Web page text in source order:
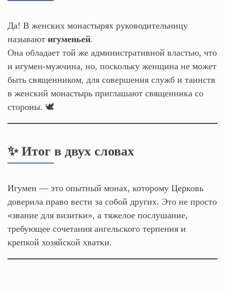
Да! В женских монастырях руководительницу
называют игуменьей.
Она обладает той же административной властью, что
и игумен-мужчина, но, поскольку женщина не может
быть священником, для совершения служб и таинств
в женский монастырь приглашают священника со
стороны. 🕊️
✨ Итог в двух словах
Игумен — это опытный монах, которому Церковь
доверила право вести за собой других. Это не просто
«звание для визитки», а тяжелое послушание,
требующее сочетания ангельского терпения и
крепкой хозяйской хватки.